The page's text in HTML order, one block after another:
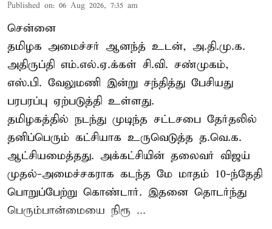
Published on: 06 Aug 2026, 7:35 am
சென்னை
தமிழக அமைச்சர் ஆனந்த் உடன், அ.தி.மு.க.
அதிருப்தி எம்.எல்.ஏ.க்கள் சி.வி. சண்முகம்,
எஸ்.பி. வேலுமணி இன்று சந்தித்து பேசியது
பரபரப்பு ஏற்படுத்தி உள்ளது.
தமிழகத்தில் நடந்து முடிந்த சட்டசபை தேர்தலில்
தனிப்பெரும் கட்சியாக உருவெடுத்த த.வெ.க.
ஆட்சியமைத்தது. அக்கட்சியின் தலைவர் விஜய்
முதல்-அமைச்சகராக கடந்த மே மாதம் 10-ந்தேதி
பொறுப்பேற்று கொண்டார். இதனை தொடர்ந்து
பெரும்பான்மையை நிரூ ...